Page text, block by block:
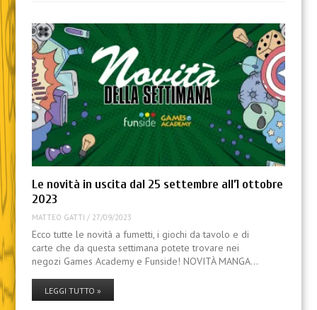
Le novità in uscita dal 25 settembre all’1 ottobre
2023
MATTEO GATTI / 27/09/2023
Ecco tutte le novità a fumetti, i giochi da tavolo e di
carte che da questa settimana potete trovare nei
negozi Games Academy e Funside! NOVITÀ MANGA…
LEGGI TUTTO »